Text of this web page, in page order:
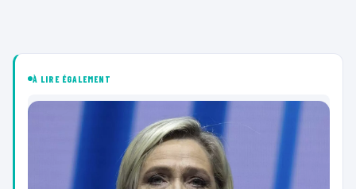
À LIRE ÉGALEMENT